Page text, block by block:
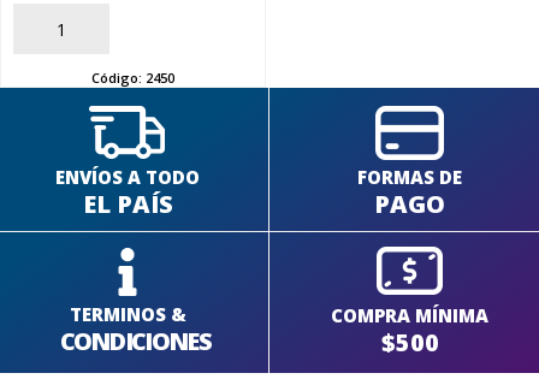
AÑADIR
Código: 2450
ENVÍOS A TODO
EL PAÍS
FORMAS DE
PAGO
TERMINOS &
CONDICIONES
COMPRA MÍNIMA
$500